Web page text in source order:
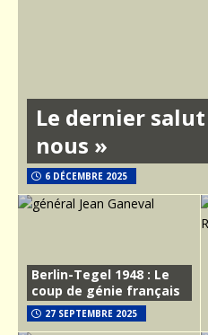
Le dernier
nous »
6 DÉCEMBRE 2025
Berlin-Tegel 1948 : Le
coup de génie français
27 SEPTEMBRE 2025